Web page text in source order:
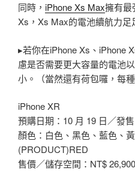
同時， iPhone Xs Max擁有最
Xs，Xs Max的電池續航力足
▸若你在iPhone Xs、iPhone
慮是否需要更大容量的電池
小。（當然還有荷包囉，每
iPhone XR
預購日期：10 月 19 日／發
顏色：白色、黑色、藍色、
(PRODUCT)RED
售價／儲存空間：NT$